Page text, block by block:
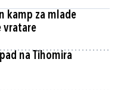
kamp za mlade
vratare
na Tihomira